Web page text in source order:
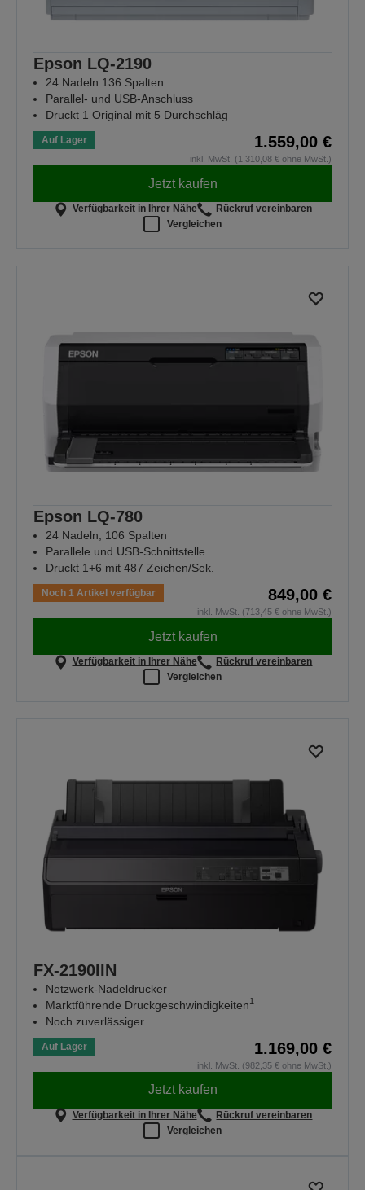
Epson LQ-2190
24 Nadeln 136 Spalten
Parallel- und USB-Anschluss
Druckt 1 Original mit 5 Durchschläg
Auf Lager 1.559,00 €
inkl. MwSt. (1.310,08 € ohne MwSt.)
Jetzt kaufen
Verfügbarkeit in Ihrer Nähe
Rückruf vereinbaren
Vergleichen
Epson LQ-780
24 Nadeln, 106 Spalten
Parallele und USB-Schnittstelle
Druckt 1+6 mit 487 Zeichen/Sek.
Noch 1 Artikel verfügbar 849,00 €
inkl. MwSt. (713,45 € ohne MwSt.)
Jetzt kaufen
Verfügbarkeit in Ihrer Nähe
Rückruf vereinbaren
Vergleichen
FX-2190IIN
Netzwerk-Nadeldrucker
Marktführende Druckgeschwindigkeiten1
Noch zuverlässiger
Auf Lager 1.169,00 €
inkl. MwSt. (982,35 € ohne MwSt.)
Jetzt kaufen
Verfügbarkeit in Ihrer Nähe
Rückruf vereinbaren
Vergleichen